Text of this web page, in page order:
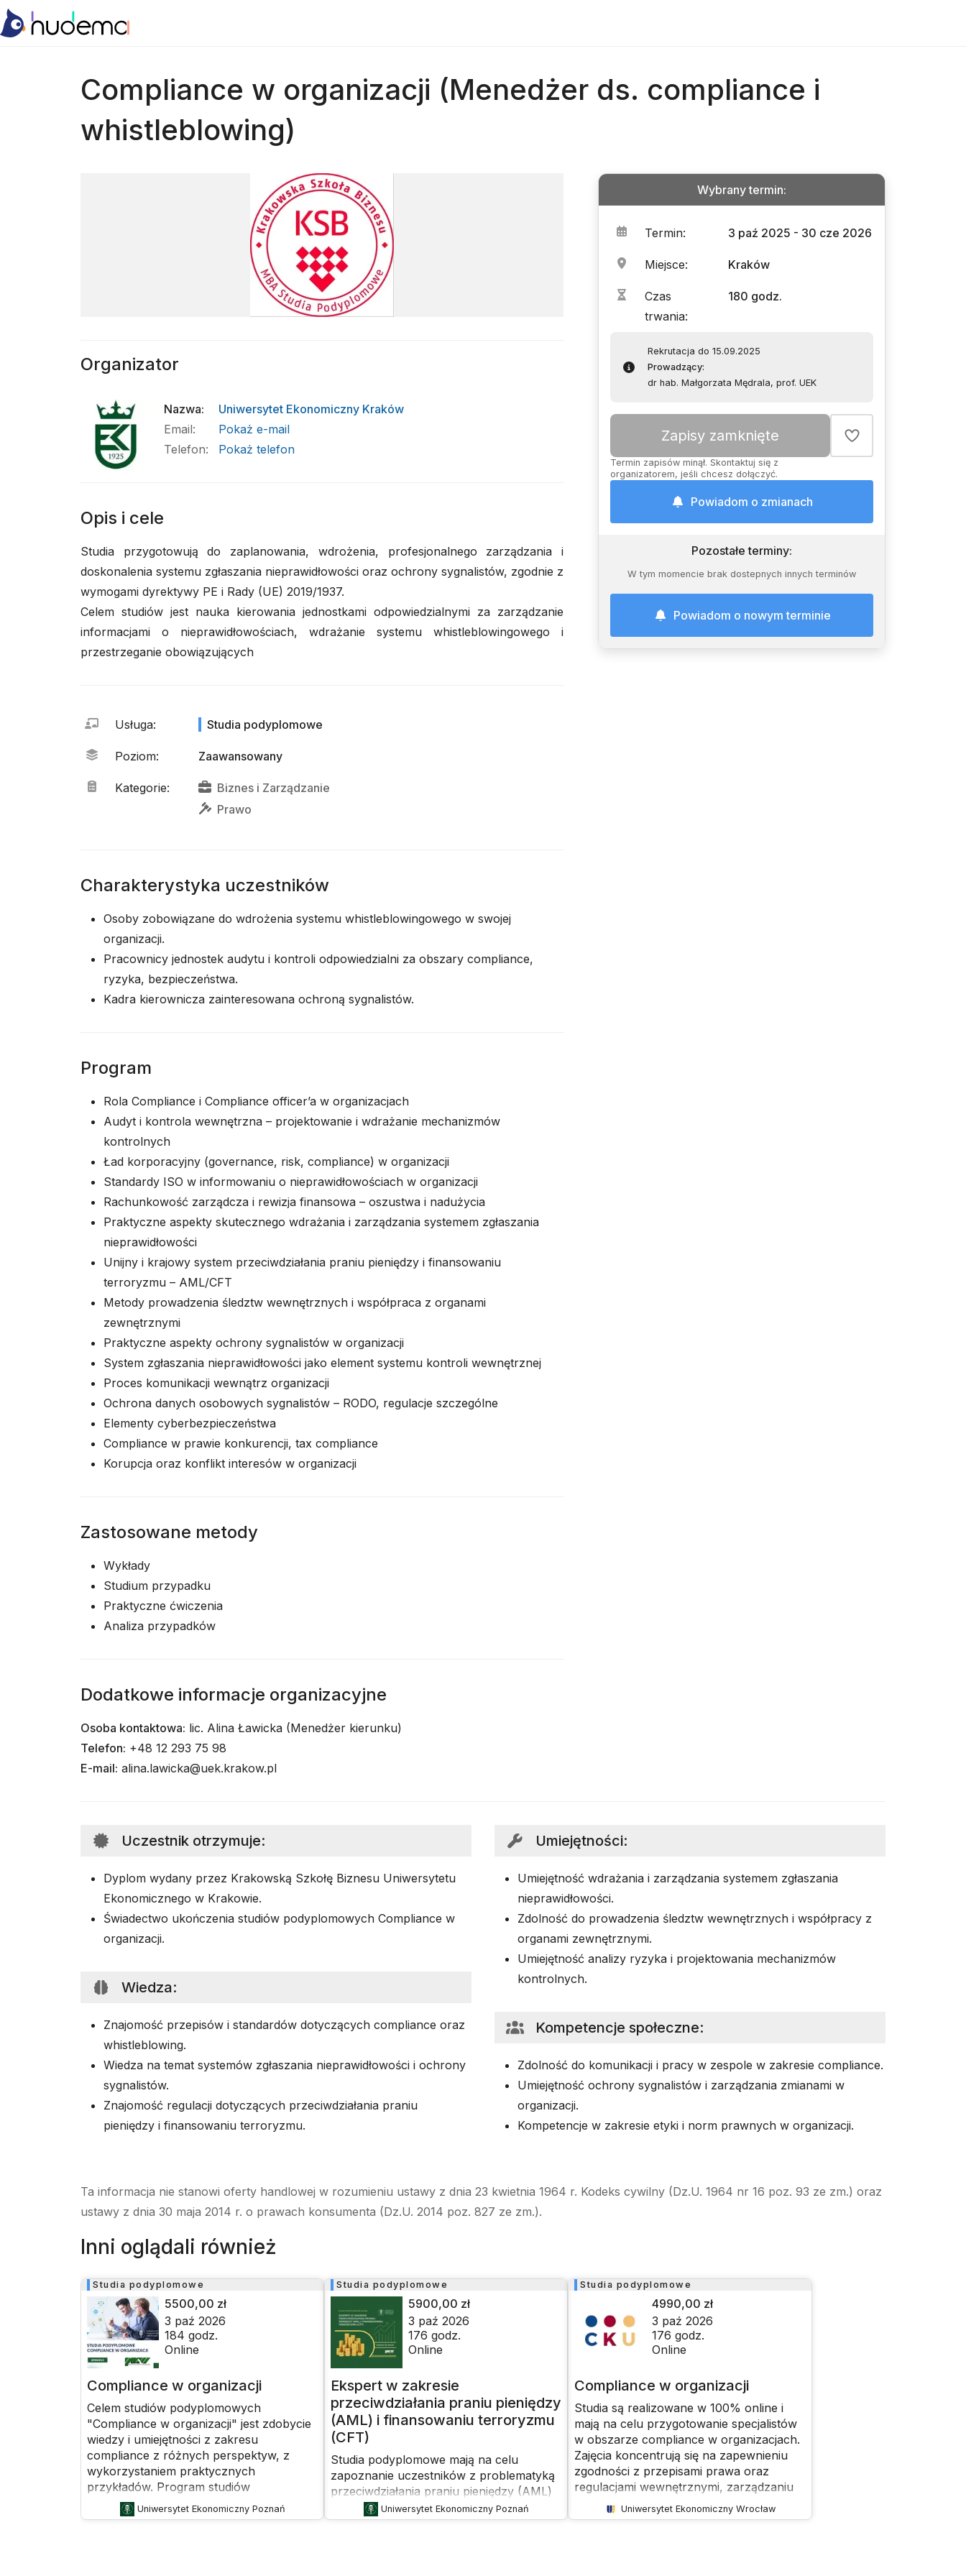
Compliance w organizacji (Menedżer ds. compliance i
whistleblowing)
Wybrany termin:
Termin: 3 paź 2025 - 30 cze 2026
Miejsce: Kraków
Czas
trwania:
180 godz.
Rekrutacja do 15.09.2025
Prowadzący:
dr hab. Małgorzata Mędrala, prof. UEK
Zapisy zamknięte
Termin zapisów minął. Skontaktuj się z
organizatorem, jeśli chcesz dołączyć.
Powiadom o zmianach
Pozostałe terminy:
W tym momencie brak dostepnych innych terminów
Powiadom o nowym terminie
Organizator
Nazwa:
Uniwersytet Ekonomiczny Kraków
Email:
Pokaż e-mail
Telefon: Pokaż telefon
Opis i cele
Studia przygotowują do zaplanowania, wdrożenia, profesjonalnego zarządzania i
doskonalenia systemu zgłaszania nieprawidłowości oraz ochrony sygnalistów, zgodnie z
wymogami dyrektywy PE i Rady (UE) 2019/1937.
Celem studiów jest nauka kierowania jednostkami odpowiedzialnymi za zarządzanie
informacjami o nieprawidłowościach, wdrażanie systemu whistleblowingowego i
przestrzeganie obowiązujących
Usługa: Studia podyplomowe
Poziom: Zaawansowany
Kategorie: Biznes i Zarządzanie
Prawo
Charakterystyka uczestników
Osoby zobowiązane do wdrożenia systemu whistleblowingowego w swojej
organizacji.
Pracownicy jednostek audytu i kontroli odpowiedzialni za obszary compliance,
ryzyka, bezpieczeństwa.
Kadra kierownicza zainteresowana ochroną sygnalistów.
Program
Rola Compliance i Compliance officer’a w organizacjach
Audyt i kontrola wewnętrzna – projektowanie i wdrażanie mechanizmów
kontrolnych
Ład korporacyjny (governance, risk, compliance) w organizacji
Standardy ISO w informowaniu o nieprawidłowościach w organizacji
Rachunkowość zarządcza i rewizja finansowa – oszustwa i nadużycia
Praktyczne aspekty skutecznego wdrażania i zarządzania systemem zgłaszania
nieprawidłowości
Unijny i krajowy system przeciwdziałania praniu pieniędzy i finansowaniu
terroryzmu – AML/CFT
Metody prowadzenia śledztw wewnętrznych i współpraca z organami
zewnętrznymi
Praktyczne aspekty ochrony sygnalistów w organizacji
System zgłaszania nieprawidłowości jako element systemu kontroli wewnętrznej
Proces komunikacji wewnątrz organizacji
Ochrona danych osobowych sygnalistów – RODO, regulacje szczególne
Elementy cyberbezpieczeństwa
Compliance w prawie konkurencji, tax compliance
Korupcja oraz konflikt interesów w organizacji
Zastosowane metody
Wykłady
Studium przypadku
Praktyczne ćwiczenia
Analiza przypadków
Dodatkowe informacje organizacyjne
Osoba kontaktowa: lic. Alina Ławicka (Menedżer kierunku)
Telefon: +48 12 293 75 98
E-mail: alina.lawicka@uek.krakow.pl
Uczestnik otrzymuje:
Dyplom wydany przez Krakowską Szkołę Biznesu Uniwersytetu
Ekonomicznego w Krakowie.
Świadectwo ukończenia studiów podyplomowych Compliance w
organizacji.
Wiedza:
Znajomość przepisów i standardów dotyczących compliance oraz
whistleblowing.
Wiedza na temat systemów zgłaszania nieprawidłowości i ochrony
sygnalistów.
Znajomość regulacji dotyczących przeciwdziałania praniu
pieniędzy i finansowaniu terroryzmu.
Umiejętności:
Umiejętność wdrażania i zarządzania systemem zgłaszania
nieprawidłowości.
Zdolność do prowadzenia śledztw wewnętrznych i współpracy z
organami zewnętrznymi.
Umiejętność analizy ryzyka i projektowania mechanizmów
kontrolnych.
Kompetencje społeczne:
Zdolność do komunikacji i pracy w zespole w zakresie compliance.
Umiejętność ochrony sygnalistów i zarządzania zmianami w
organizacji.
Kompetencje w zakresie etyki i norm prawnych w organizacji.
Ta informacja nie stanowi oferty handlowej w rozumieniu ustawy z dnia 23 kwietnia 1964 r. Kodeks cywilny (Dz.U. 1964 nr 16 poz. 93 ze zm.) oraz
ustawy z dnia 30 maja 2014 r. o prawach konsumenta (Dz.U. 2014 poz. 827 ze zm.).
Inni oglądali również
Studia podyplomowe
Compliance w organizacji
5500,00 zł
3 paź 2026
184 godz.
Online
Celem studiów podyplomowych
"Compliance w organizacji" jest zdobycie
wiedzy i umiejętności z zakresu
compliance z różnych perspektyw, z
wykorzystaniem praktycznych
przykładów. Program studiów
koncentruje się na rozwoju systemu
zarządzania compliance w
Uniwersytet Ekonomiczny Poznań
Studia podyplomowe
Ekspert w zakresie
przeciwdziałania praniu pieniędzy
(AML) i finansowaniu terroryzmu
(CFT)
5900,00 zł
3 paź 2026
176 godz.
Online
Studia podyplomowe mają na celu
zapoznanie uczestników z problematyką
przeciwdziałania praniu pieniędzy (AML)
oraz finansowaniu terroryzmu (CFT).
Program studiów jest dostosowany do
Uniwersytet Ekonomiczny Poznań
Studia podyplomowe
Compliance w organizacji
4990,00 zł
3 paź 2026
176 godz.
Online
Studia są realizowane w 100% online i
mają na celu przygotowanie specjalistów
w obszarze compliance w organizacjach.
Zajęcia koncentrują się na zapewnieniu
zgodności z przepisami prawa oraz
regulacjami wewnętrznymi, zarządzaniu
ryzykiem zgodności, przeciwdziałaniu
nadużyciom, ochronie danych
Uniwersytet Ekonomiczny Wrocław